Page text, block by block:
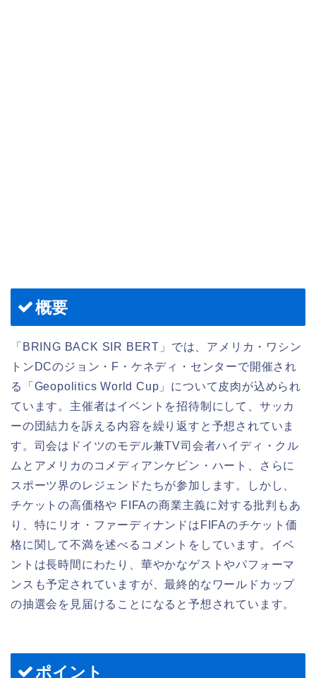
概要
「BRING BACK SIR BERT」では、アメリカ・ワシン
トンDCのジョン・F・ケネディ・センターで開催され
る「Geopolitics World Cup」について皮肉が込められ
ています。主催者はイベントを招待制にして、サッカ
ーの団結力を訴える内容を繰り返すと予想されていま
す。司会はドイツのモデル兼TV司会者ハイディ・クル
ムとアメリカのコメディアンケビン・ハート、さらに
スポーツ界のレジェンドたちが参加します。しかし、
チケットの高価格や FIFAの商業主義に対する批判もあ
り、特にリオ・ファーディナンドはFIFAのチケット価
格に関して不満を述べるコメントをしています。イベ
ントは長時間にわたり、華やかなゲストやパフォーマ
ンスも予定されていますが、最終的なワールドカップ
の抽選会を見届けることになると予想されています。
ポイント